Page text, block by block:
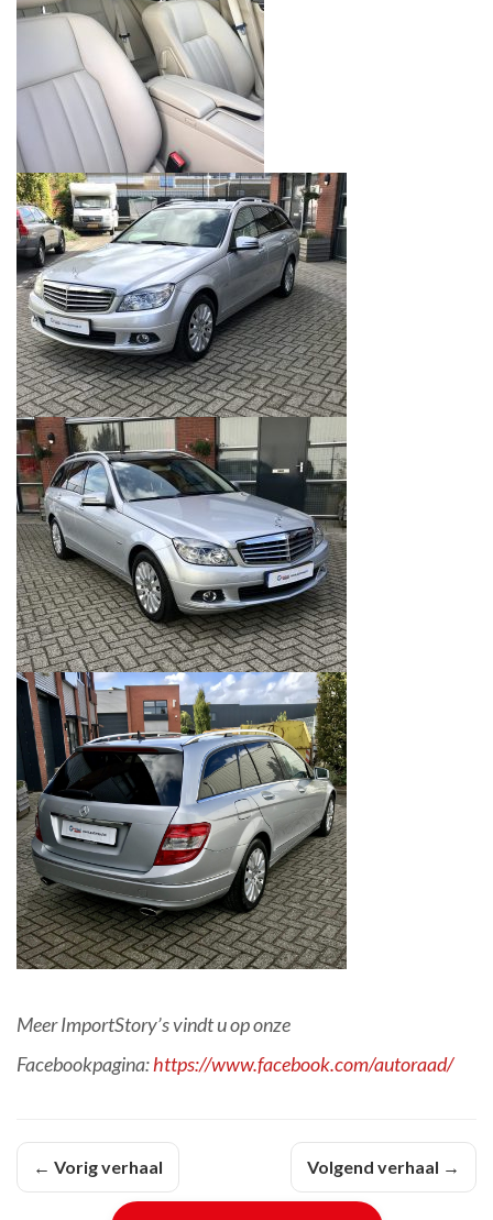
Meer ImportStory’s vindt u op onze
Facebookpagina:https://www.facebook.com/autoraad/
← Vorig verhaal Volgend verhaal →